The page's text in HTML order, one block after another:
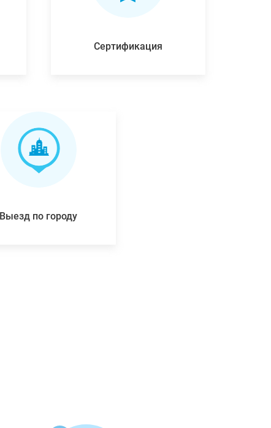
Сертификация
Выезд по городу